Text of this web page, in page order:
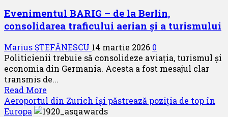
turiști,
cu
63
de
milioane
de
Evenimentul BARIG – de la Berlin,
consolidarea traficului aerian și a turismului
Marius ȘTEFĂNESCU 14 martie 2026 0
Politicienii trebuie să consolideze aviația, turismul și
economia din Germania. Acesta a fost mesajul clar
transmis de...
Read More
more
about
Aeroportul din Zurich își păstrează poziția de top în
Europa